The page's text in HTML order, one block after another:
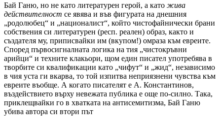
Бай Ганю, но не като литературен герой, а като жива
действителност се явява и във фигурата на днешния
„родолюбец“ и „националист“, който чистофайнически брани
собствения си литературен (респ. реален) образ, както и
създателя му, приписвайки им (вкупом!) омраза към евреите.
Според първосигналната логика на тия „чистокръвни
арийци“ и техните клакьори, щом един писател употребява в
творбите си квалификации като „чифут“ и „жид“, независимо
в чия уста ги вкарва, то той изпитва неприязнени чувства към
евреите въобще. А когато писателят е А. Константинов,
въздействието върху невежата публика е още по-силно. Така,
приклещвайки го в хватката на антисемитизма, Бай Ганю
убива автора си втори път